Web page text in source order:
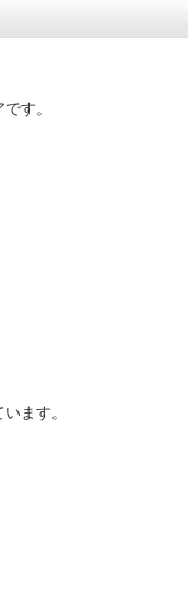
す。
ます。